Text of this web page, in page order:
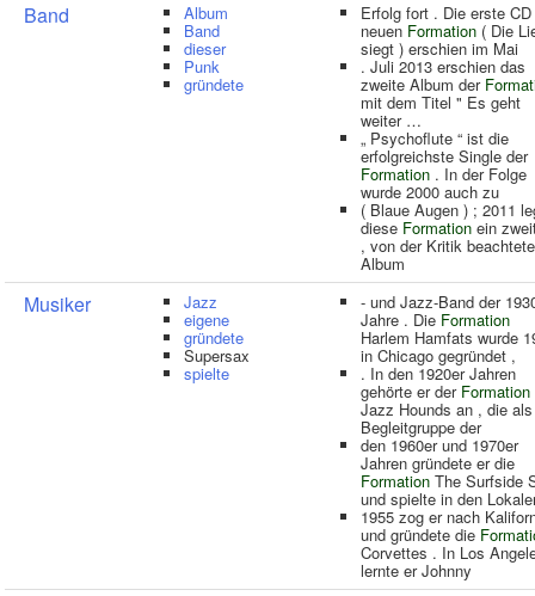
Band Album
Band
dieser
Punk
gründete
Erfolg fort . Die erste CD
neuen Formation ( Die
siegt ) erschien im Mai
. Juli 2013 erschien das
zweite Album der
mit dem Titel " Es geht
weiter …
„ Psychoflute “ ist die
erfolgreichste Single der
Formation . In der Folge
wurde 2000 auch zu
( Blaue Augen ) ; 2011
diese Formation ein
, von der Kritik
Album
Musiker Jazz
eigene
gründete
Supersax
spielte
- und Jazz-Band der
Jahre . Die Formation
Harlem Hamfats wurde
in Chicago gegründet ,
. In den 1920er Jahren
gehörte er der Formation
Jazz Hounds an , die als
Begleitgruppe der
den 1960er und 1970er
Jahren gründete er die
Formation The Surfside
und spielte in den
1955 zog er nach
und gründete die
Corvettes . In Los
lernte er Johnny